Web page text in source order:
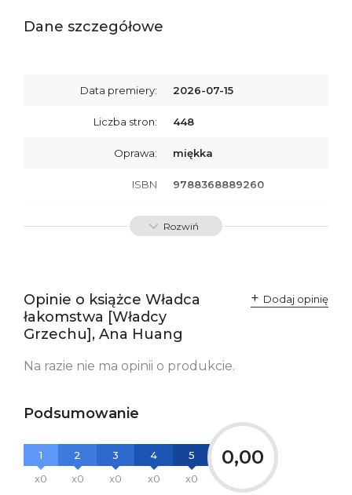
Dane szczegółowe
Data premiery: 2026-07-15
Liczba stron: 448
Oprawa: miękka
ISBN 9788368889260
SKU: K801162
Polska
kontakt@wydajenamsie.pl
informacje dotyczące
Rozwiń
Opinie o książce Władca
łakomstwa [Władcy
Grzechu], Ana Huang
Dodaj opinię
Na razie nie ma opinii o produkcie.
Podsumowanie
1
x0
2
x0
3
x0
4
x0
5
x0
0,00